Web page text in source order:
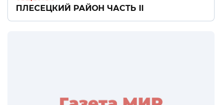
ПЛЕСЕЦКИЙ РАЙОН ЧАСТЬ II